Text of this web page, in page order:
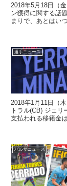
2018年5月18日（
ン獲得に関する話
まりで、あとはい
選手ニュース
2018年1月11日（
トラル(CB) ジェリ
支払われる移籍金
（～2023年6月末
バルサニュース